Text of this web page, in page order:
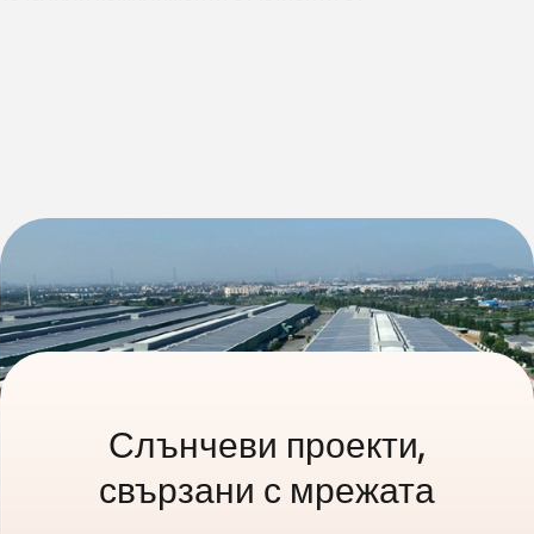
Слънчеви проекти,
свързани с мрежата